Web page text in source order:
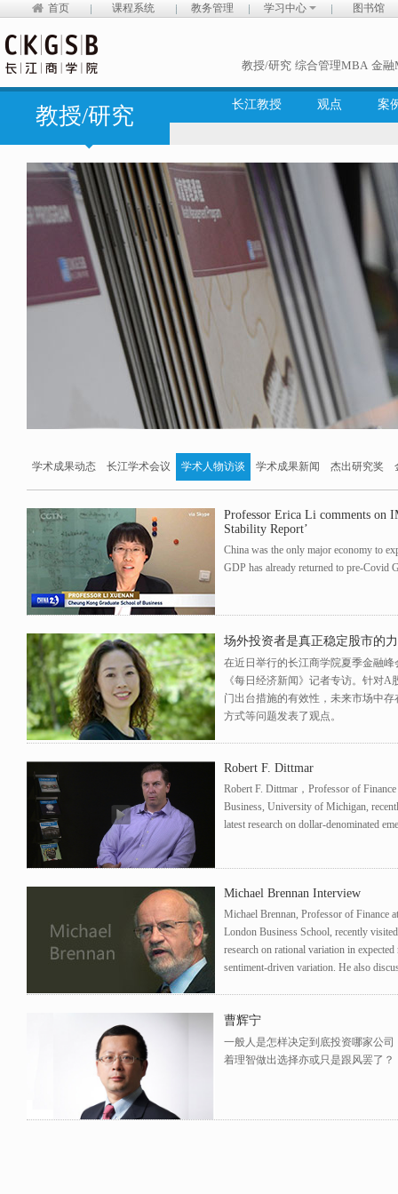
首页 课程系统 教务管理 学习中心 图书馆
教授/研究 综合管理MBA 金融
教授/研究 长江教授 观点 案
学术成果动态 长江学术会议 学术人物访谈 学术成果新闻 杰出研究奖
Professor Erica Li comments on
Stability Report’
China was the only major economy to
GDP has already returned to pre-Covid
场外投资者是真正稳定股市的
在近日举行的长江商学院夏季金融
《每日经济新闻》记者专访。针对
门出台措施的有效性，未来市场中
方式等问题发表了观点。
Robert F. Dittmar
Robert F. Dittmar，Professor of
Business, University of Michigan,
latest research on dollar-denominated
Michael Brennan Interview
Michael Brennan, Professor of Finance
London Business School, recently
research on rational variation in
sentiment-driven variation. He also
曹辉宁
一般人是怎样决定到底投资哪家公
着理智做出选择亦或只是跟风罢了？